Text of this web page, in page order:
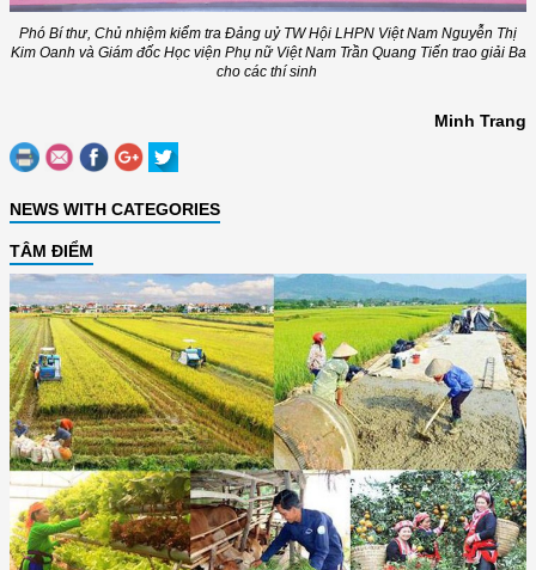
Phó Bí thư, Chủ nhiệm kiểm tra Đảng uỷ TW Hội LHPN Việt Nam Nguyễn Thị
Kim Oanh và Giám đốc Học viện Phụ nữ Việt Nam Trần Quang Tiến trao giải Ba
cho các thí sinh
Minh Trang
NEWS WITH CATEGORIES
TÂM ĐIỂM